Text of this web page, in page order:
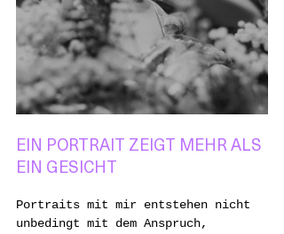
EIN PORTRAIT ZEIGT MEHR ALS
EIN GESICHT
Portraits mit mir entstehen nicht
unbedingt mit dem Anspruch,